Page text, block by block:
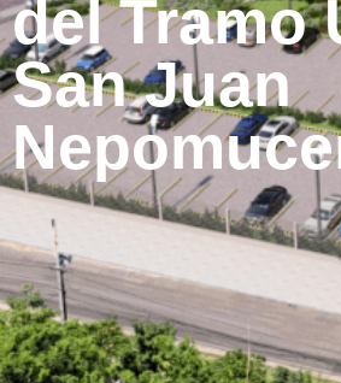
del Tramo
San Juan